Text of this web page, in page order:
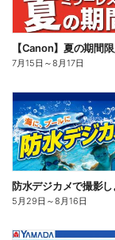
【Canon】夏の期間
7月15日 ～8月17日
防水デジカメで撮影
5月29日 ～8月16日